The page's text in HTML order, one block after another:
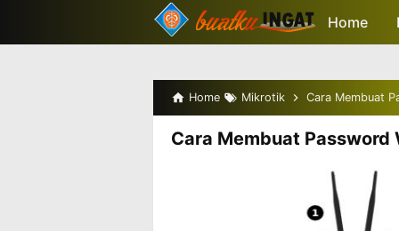
Home
Home Mikrotik Cara Membuat
Cara Membuat